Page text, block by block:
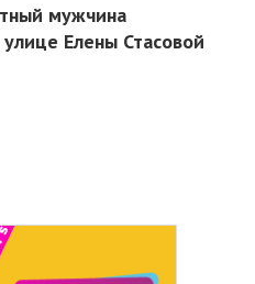
мужчина
Елены Стасовой